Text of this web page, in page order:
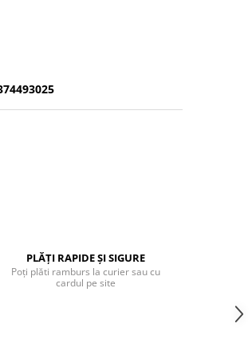
PLĂȚI RAPIDE ȘI SIGURE
Poți plăti ramburs la curier sau cu
cardul pe site